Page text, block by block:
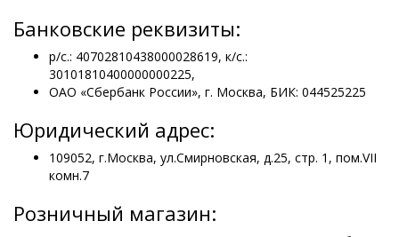
Банковские реквизиты:
р/с.: 40702810438000028619, к/с.:
30101810400000000225,
ОАО «Сбербанк России», г. Москва, БИК: 044525225
Юридический адрес:
109052, г.Москва, ул.Смирновская, д.25, стр. 1, пом.VII
комн.7
Розничный магазин: